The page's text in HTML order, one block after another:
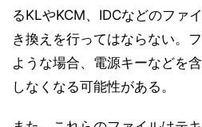
るKLやKCM、IDCなどのファ
き換えを行ってはならない。
ような場合、電源キーなどを
しなくなる可能性がある。